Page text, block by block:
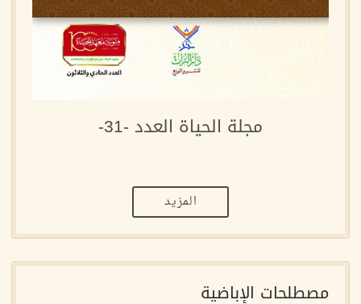
مجلة الحياة العدد -31-
المزيد
مصطلحات الإباضية